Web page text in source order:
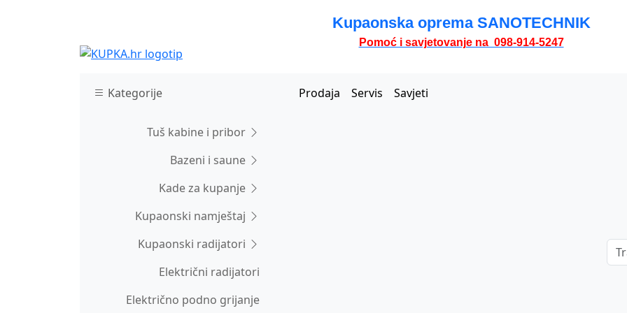
Kupaonska oprema SANOTECHNIK
Pomoć i savjetovanje na 098-914-5247
Kategorije
Tuš kabine i pribor
Bazeni i saune
Kade za kupanje
Kupaonski namještaj
Kupaonski radijatori
Električni radijatori
Električno podno grijanje
Prodaja Servis Savjeti